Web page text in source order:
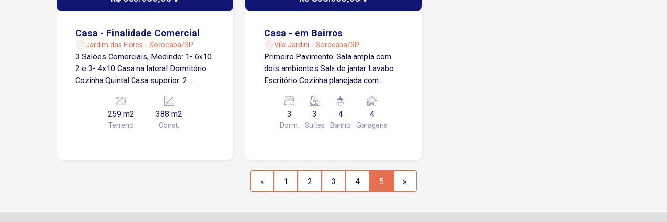
Casa - Finalidade Comercial
Jardim das Flores - Sorocaba/SP
3 Salões Comerciais, Medindo: 1- 6x10
2 e 3- 4x10 Casa na lateral Dormitório
Cozinha Quintal Casa superior: 2
Banheiro Varanda Duplex com 1
Cômodo, Banheiro e Despensa Todo
em Piso Frio Medidnoo 115 m² Há uma
259 m2
Terreno
388 m2
Const.
Casa - em Bairros
Vila Jardini - Sorocaba/SP
Primeiro Pavimento: Sala ampla com
dois ambientes Sala de jantar Lavabo
Escritório Cozinha planejada com
dormitórios, sendo 3 suítes espaçosas
Área Externa: Amplo quintal com
churrasqueira Edícula funcional com
localizado Fácil acesso a comércios,
3
Dorm.
3
Suítes
4
Banho
4
Garagens
« 1 2 3 4 5 »